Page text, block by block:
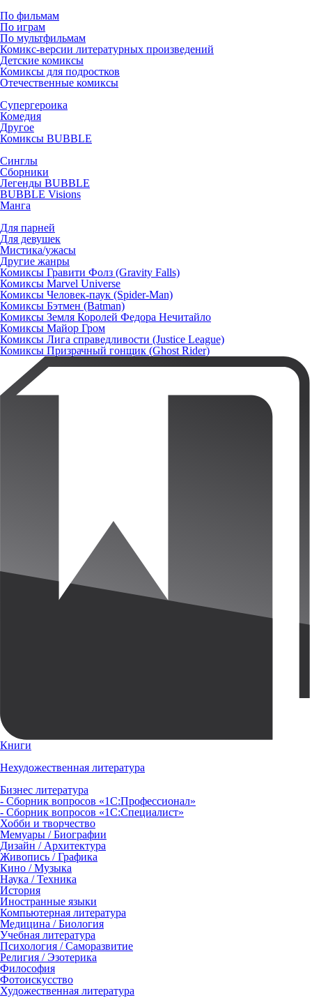
По фильмам
По играм
По мультфильмам
Комикс-версии литературных произведений
Детские комиксы
Комиксы для подростков
Отечественные комиксы
Супергероика
Комедия
Другое
Комиксы BUBBLE
Синглы
Сборники
Легенды BUBBLE
BUBBLE Visions
Манга
Для парней
Для девушек
Мистика/ужасы
Другие жанры
Комиксы Гравити Фолз (Gravity Falls)
Комиксы Marvel Universe
Комиксы Человек-паук (Spider-Man)
Комиксы Бэтмен (Batman)
Комиксы Земля Королей Федора Нечитайло
Комиксы Майор Гром
Комиксы Лига справедливости (Justice League)
Комиксы Призрачный гонщик (Ghost Rider)
Книги
Нехудожественная литература
Бизнес литература
- Сборник вопросов «1С:Профессионал»
- Сборник вопросов «1С:Специалист»
Хобби и творчество
Мемуары / Биографии
Дизайн / Архитектура
Живопись / Графика
Кино / Музыка
Наука / Техника
История
Иностранные языки
Компьютерная литература
Медицина / Биология
Учебная литература
Психология / Саморазвитие
Религия / Эзотерика
Философия
Фотоискусство
Художественная литература